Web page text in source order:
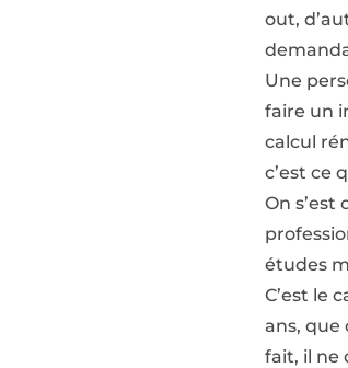
out,
Une
faire un
calcul
c’est ce
On
études
C’est le
ans, que
fait, il ne